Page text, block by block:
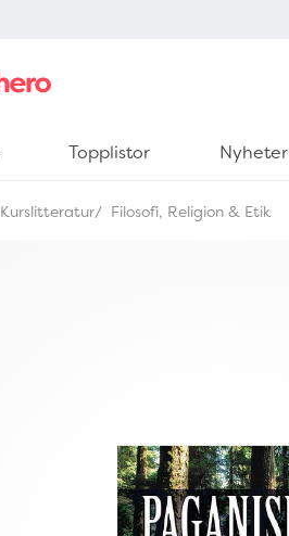
Topplistor Nyheter
Kurslitteratur Filosofi, Religion & Etik